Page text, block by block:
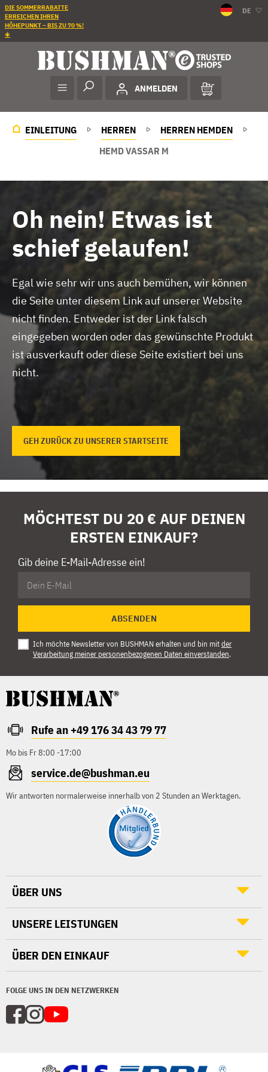
DIE SOMMERRABATTE
ERREICHEN IHREN
HÖHEPUNKT – BIS ZU 70 %!
☀️
DE
ANMELDEN
EINLEITUNG HERREN
HERREN HEMDEN
HEMD VASSAR M
Oh nein! Etwas ist
schief gelaufen!
Egal wie sehr wir uns auch bemühen, wir können
die Seite unter diesem Link auf unserer Website
nicht finden. Entweder ist der Link falsch
eingegeben worden oder das gewünschte Produkt
ist ausverkauft oder diese Seite existiert bei uns
nicht.
GEH ZURÜCK ZU UNSERER STARTSEITE
MÖCHTEST DU 20 € AUF DEINEN
ERSTEN EINKAUF?
Gib deine E-Mail-Adresse ein!
ABSENDEN
Ich möchte Newsletter von BUSHMAN erhalten und bin mitder
Verarbeitung meiner personenbezogenen Daten einverstanden.
Rufe an +49 176 34 43 79 77
Mo bis Fr 8:00 -17:00
service.de@bushman.eu
Wir antworten normalerweise innerhalb von 2 Stunden an Werktagen.
FOLGE UNS IN DEN NETZWERKEN
ÜBER UNS
UNSERE LEISTUNGEN
ÜBER DEN EINKAUF